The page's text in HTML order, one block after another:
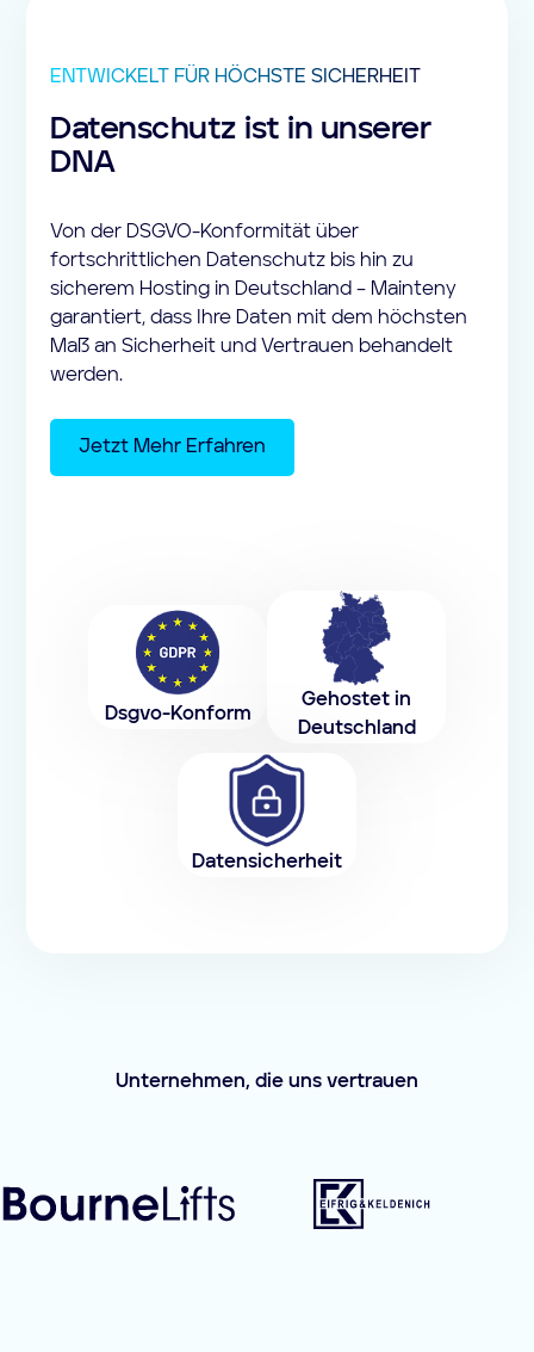
ENTWICKELT FÜR HÖCHSTE SICHERHEIT
Datenschutz ist in unserer
DNA
Von der DSGVO-Konformität über
fortschrittlichen Datenschutz bis hin zu
sicherem Hosting in Deutschland – Mainteny
garantiert, dass Ihre Daten mit dem höchsten
Maß an Sicherheit und Vertrauen behandelt
werden.
Jetzt Mehr Erfahren
Dsgvo-Konform
Gehostet in
Deutschland
Datensicherheit
Unternehmen, die uns vertrauen